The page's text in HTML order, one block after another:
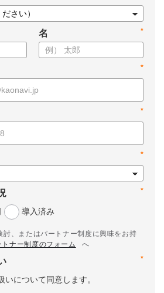
*
名
*
*
*
*
導入済み
、またはパートナー制度に興味をお持
ナー制度のフォーム
へ
*
いについて同意します。